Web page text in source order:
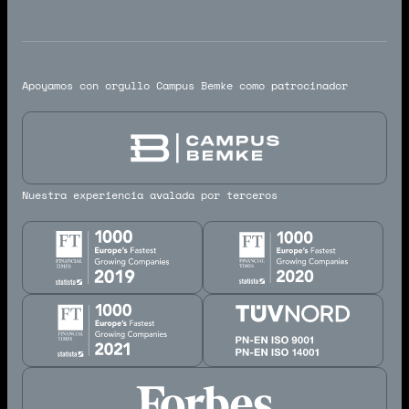
Apoyamos con orgullo Campus Bemke como patrocinador
Nuestra experiencia avalada por terceros